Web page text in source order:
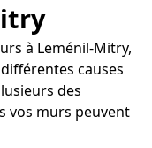
à Leménil-Mitry,
causes
des
vos murs peuvent